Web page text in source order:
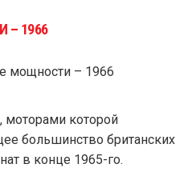
– 1966
моторами которой
большинство британских
в конце 1965-го.